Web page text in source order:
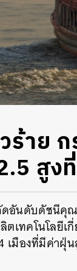
าย
สูง
อันดับดัชนีคุ
เทคโนโลยี
เมืองที่มีค่า